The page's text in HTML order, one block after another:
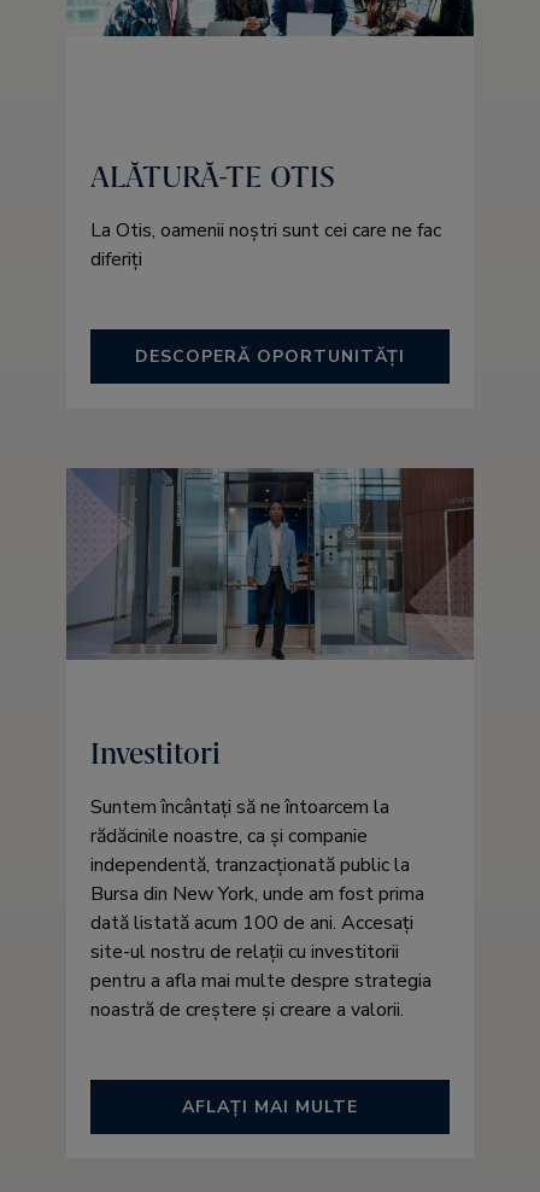
ALĂTURĂ-TE OTIS
La Otis, oamenii noștri sunt cei care ne fac
diferiți
DESCOPERĂ OPORTUNITĂŢI
Investitori
Suntem încântați să ne întoarcem la
rădăcinile noastre, ca și companie
independentă, tranzacționată public la
Bursa din New York, unde am fost prima
dată listată acum 100 de ani. Accesați
site-ul nostru de relații cu investitorii
pentru a afla mai multe despre strategia
noastră de creștere și creare a valorii.
AFLAȚI MAI MULTE